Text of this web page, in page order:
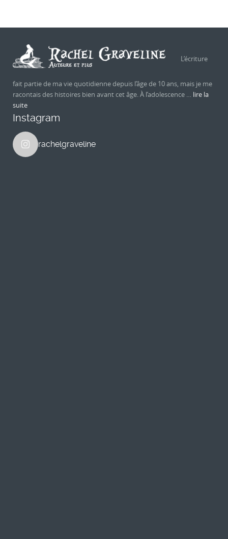
L’écriture
fait partie de ma vie quotidienne depuis l’âge de 10 ans, mais je me
racontais des histoires bien avant cet âge. À l’adolescence … lire la
suite
Instagram
rachelgraveline